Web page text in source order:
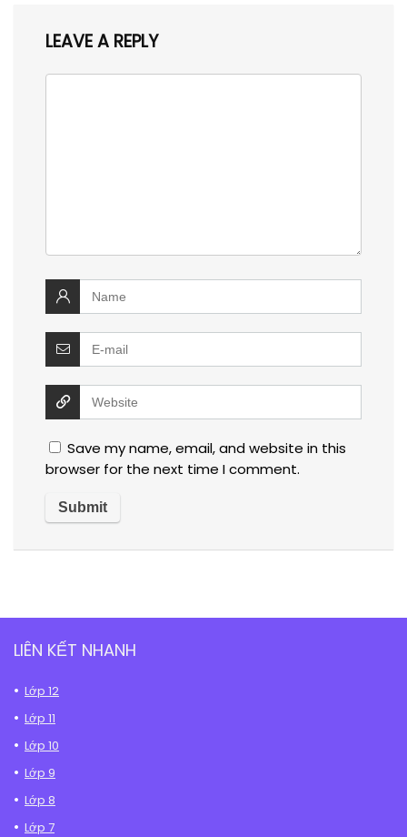
LEAVE A REPLY
Save my name, email, and website in this
browser for the next time I comment.
LIÊN KẾT NHANH
Lớp 12
Lớp 11
Lớp 10
Lớp 9
Lớp 8
Lớp 7